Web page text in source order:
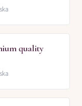
quality